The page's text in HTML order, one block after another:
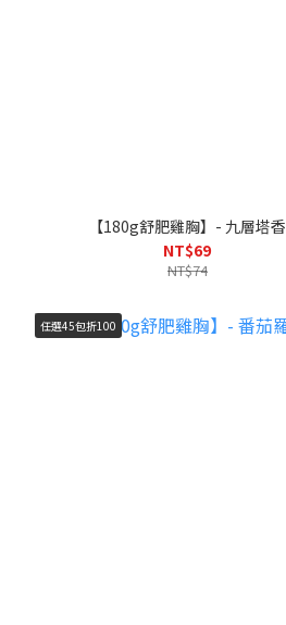
【180g舒肥雞胸】- 九層塔香
NT$69
NT$74
任選45包折100